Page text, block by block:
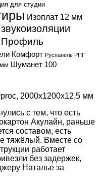
для студии
Изоплат 12 мм
Профиль
Комфорт Руспанель РПГ
Шуманет 100
2000х1200х12,5 мм
с тем, что есть
Акулайн, раньше
составом, есть
тяжёлый. Вместе со
работает
без задержек,
Наталье за